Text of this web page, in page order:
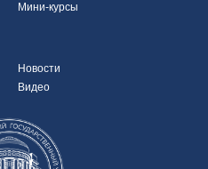
Мини-курсы
Новости
Видео